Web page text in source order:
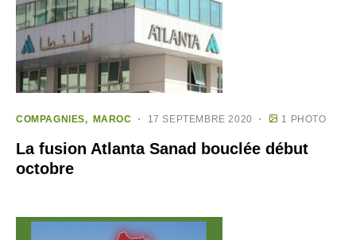
COMPAGNIES MAROC 17 SEPTEMBRE 2020 1 PHOTO
La fusion Atlanta Sanad bouclée début
octobre